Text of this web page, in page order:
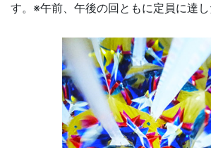
す。※午前、午後の回ともに定員に達し